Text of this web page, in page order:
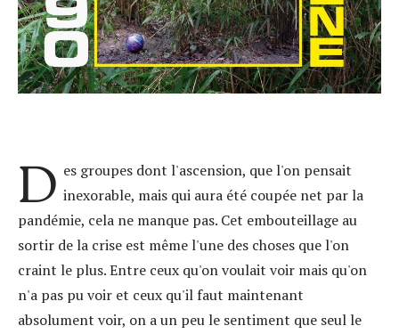
D es groupes dont l'ascension, que l'on pensait
inexorable, mais qui aura été coupée net par la
pandémie, cela ne manque pas. Cet embouteillage au
sortir de la crise est même l'une des choses que l'on
craint le plus. Entre ceux qu'on voulait voir mais qu'on
n'a pas pu voir et ceux qu'il faut maintenant
absolument voir, on a un peu le sentiment que seul le